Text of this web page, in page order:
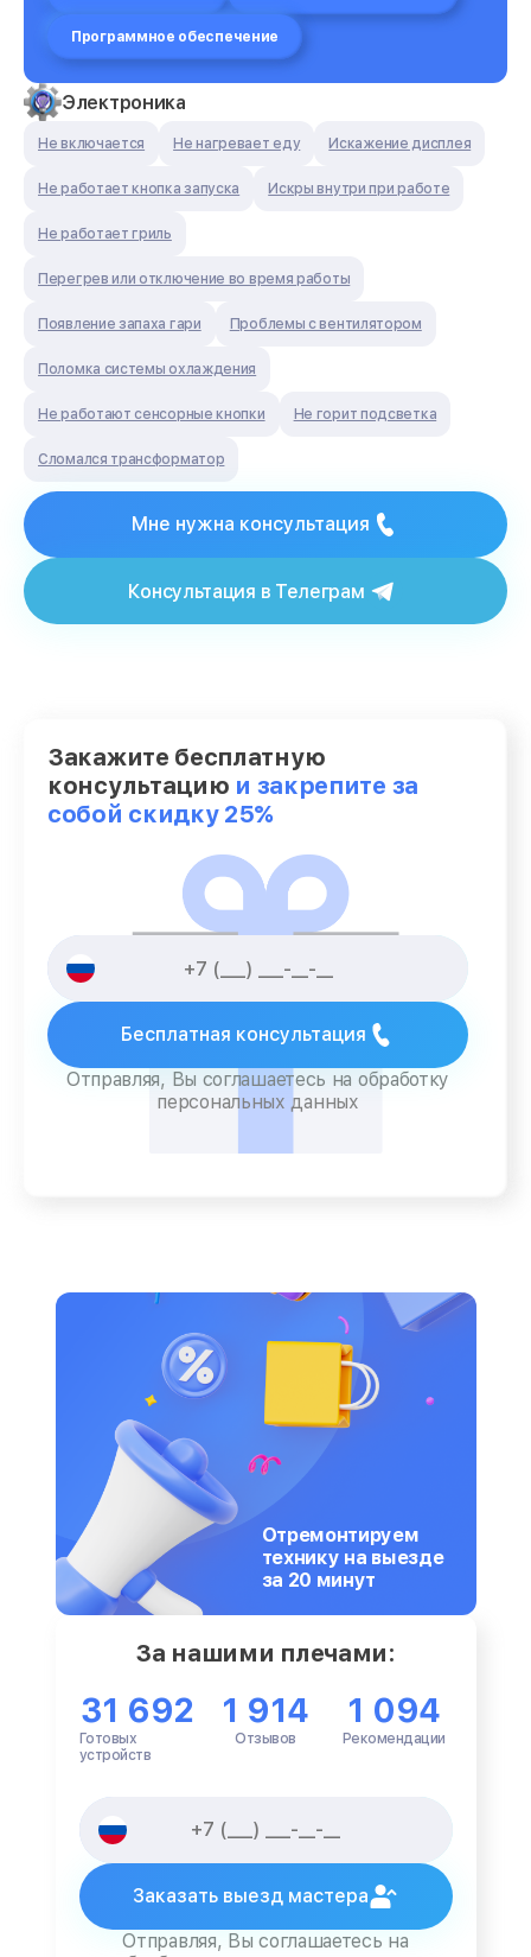
Программное обеспечение
Электроника
Не включается Не нагревает еду Искажение дисплея
Не работает кнопка запуска Искры внутри при работе
Не работает гриль
Перегрев или отключение во время работы
Появление запаха гари Проблемы с вентилятором
Поломка системы охлаждения
Не работают сенсорные кнопки Не горит подсветка
Сломался трансформатор
Мне нужна консультация
Консультация в Телеграм
Закажите бесплатную
консультацию и закрепите за
собой скидку 25%
Бесплатная консультация
Отправляя, Вы соглашаетесь на обработку
персональных данных
Отремонтируем
технику на выезде
за 20 минут
За нашими плечами:
31 692
Готовых
устройств
1 914
Отзывов
1 094
Рекомендации
Заказать выезд мастера
Отправляя, Вы соглашаетесь на